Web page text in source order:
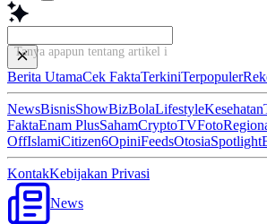
Tanya apapun tentang artikel ini...
Berita UtamaCek FaktaTerkiniTerpopuler
NewsBisnisShowBizBolaLifestyleKesehatan
FaktaEnam PlusSahamCryptoTVFoto
OffIslamiCitizen6OpiniFeedsOtosiaSpotlight
KontakKebijakan Privasi
News